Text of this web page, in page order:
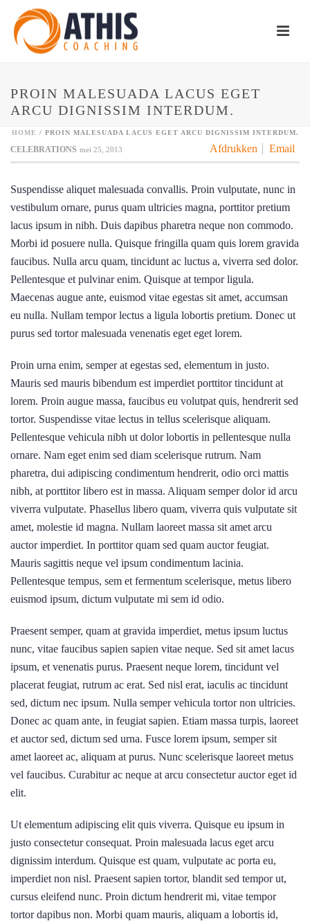
PROIN MALESUADA LACUS EGET
ARCU DIGNISSIM INTERDUM.
HOME / PROIN MALESUADA LACUS EGET ARCU DIGNISSIM INTERDUM.
Afdrukken Email
CELEBRATIONS mei 25, 2013
Suspendisse aliquet malesuada convallis. Proin vulputate, nunc in
vestibulum ornare, purus quam ultricies magna, porttitor pretium
lacus ipsum in nibh. Duis dapibus pharetra neque non commodo.
Morbi id posuere nulla. Quisque fringilla quam quis lorem gravida
faucibus. Nulla arcu quam, tincidunt ac luctus a, viverra sed dolor.
Pellentesque et pulvinar enim. Quisque at tempor ligula.
Maecenas augue ante, euismod vitae egestas sit amet, accumsan
eu nulla. Nullam tempor lectus a ligula lobortis pretium. Donec ut
purus sed tortor malesuada venenatis eget eget lorem.
Proin urna enim, semper at egestas sed, elementum in justo.
Mauris sed mauris bibendum est imperdiet porttitor tincidunt at
lorem. Proin augue massa, faucibus eu volutpat quis, hendrerit sed
tortor. Suspendisse vitae lectus in tellus scelerisque aliquam.
Pellentesque vehicula nibh ut dolor lobortis in pellentesque nulla
ornare. Nam eget enim sed diam scelerisque rutrum. Nam
pharetra, dui adipiscing condimentum hendrerit, odio orci mattis
nibh, at porttitor libero est in massa. Aliquam semper dolor id arcu
viverra vulputate. Phasellus libero quam, viverra quis vulputate sit
amet, molestie id magna. Nullam laoreet massa sit amet arcu
auctor imperdiet. In porttitor quam sed quam auctor feugiat.
Mauris sagittis neque vel ipsum condimentum lacinia.
Pellentesque tempus, sem et fermentum scelerisque, metus libero
euismod ipsum, dictum vulputate mi sem id odio.
Praesent semper, quam at gravida imperdiet, metus ipsum luctus
nunc, vitae faucibus sapien sapien vitae neque. Sed sit amet lacus
ipsum, et venenatis purus. Praesent neque lorem, tincidunt vel
placerat feugiat, rutrum ac erat. Sed nisl erat, iaculis ac tincidunt
sed, dictum nec ipsum. Nulla semper vehicula tortor non ultricies.
Donec ac quam ante, in feugiat sapien. Etiam massa turpis, laoreet
et auctor sed, dictum sed urna. Fusce lorem ipsum, semper sit
amet laoreet ac, aliquam at purus. Nunc scelerisque laoreet metus
vel faucibus. Curabitur ac neque at arcu consectetur auctor eget id
elit.
Ut elementum adipiscing elit quis viverra. Quisque eu ipsum in
justo consectetur consequat. Proin malesuada lacus eget arcu
dignissim interdum. Quisque est quam, vulputate ac porta eu,
imperdiet non nisl. Praesent sapien tortor, blandit sed tempor ut,
cursus eleifend nunc. Proin dictum hendrerit mi, vitae tempor
tortor dapibus non. Morbi quam mauris, aliquam a lobortis id,